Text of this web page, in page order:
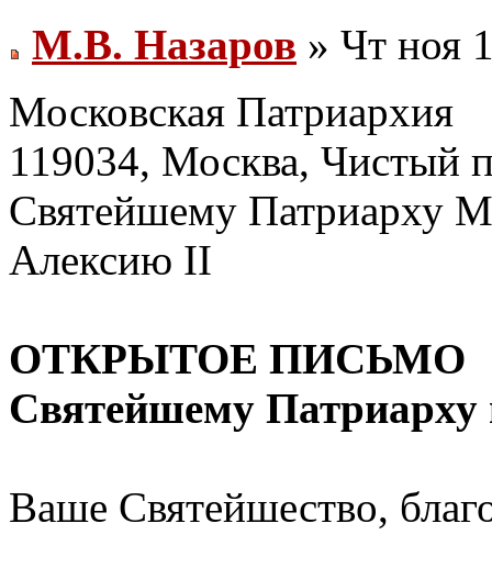
М.В. Назаров » Чт ноя
Московская Патриархия
119034, Москва, Чистый
Святейшему Патриарху
Алексию II
ОТКРЫТОЕ ПИСЬМО
Святейшему
Ваше Святейшество,